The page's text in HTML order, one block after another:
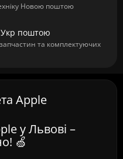
Новою поштою
Укр поштою
та комплектуючих
Apple
у Львові –
🍏